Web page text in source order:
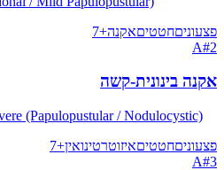
פצעוניםחטטיםאקנה+
7
A#2
אקנה בינונית-קשה
(Papulopustular / Nodulocystic)
פצעוניםחטטיםאיזוטרטינואין+
7
A#3